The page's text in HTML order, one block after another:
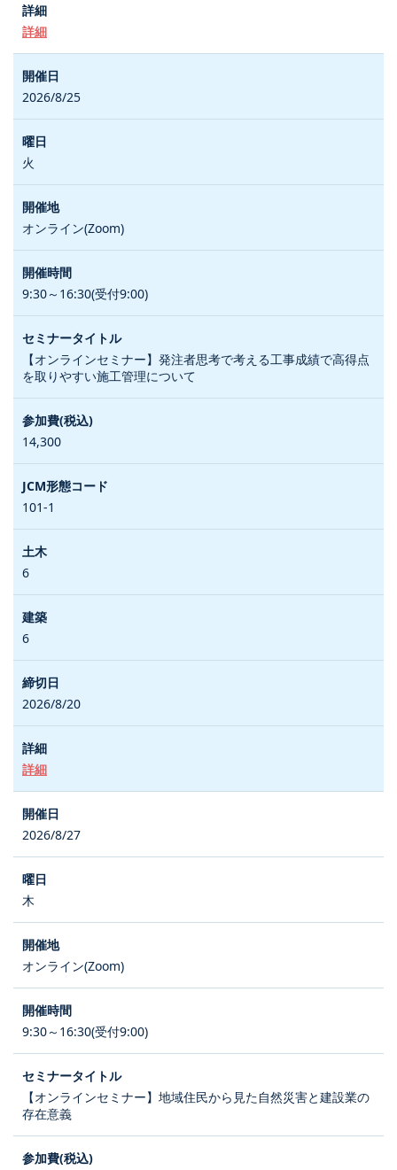
詳細
2026/8/25
火
オンライン(Zoom)
9:30～16:30(受付9:00)
【オンラインセミナー】発注者思考で考える工事成績で高得点
を取りやすい施工管理について
14,300
101-1
6
6
2026/8/20
詳細
2026/8/27
木
オンライン(Zoom)
9:30～16:30(受付9:00)
【オンラインセミナー】地域住民から見た自然災害と建設業の
存在意義